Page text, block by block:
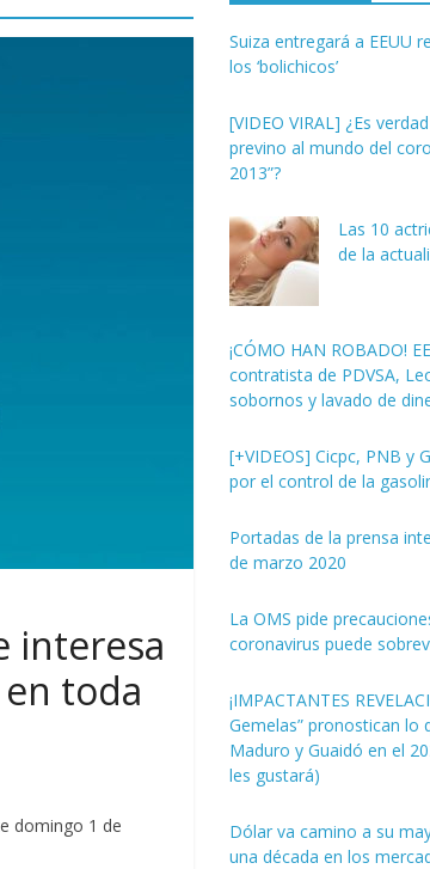
interesa
toda
domingo 1 de
Suiza entregará a EEUU
los ‘bolichicos’
[VIDEO VIRAL] ¿Es
previno al mundo del
2013”?
Las 10
de la
¡CÓMO HAN ROBADO!
contratista de PDVSA,
sobornos y lavado de
[+VIDEOS] Cicpc, PNB y
por el control de la
Portadas de la prensa
de marzo 2020
La OMS pide
coronavirus puede
¡IMPACTANTES
Gemelas” pronostican lo
Maduro y Guaidó en el
les gustará)
Dólar va camino a su
una década en los